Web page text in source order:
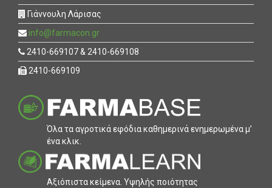
Γιάννουλη Λάρισας
info@farmacon.gr
2410-669107 & 2410-669108
2410-669109
Όλα τα αγροτικά εφόδια καθηµερινά ενηµερωµένα µ’
ένα κλικ.
Αξιόπιστα κείµενα. Υψηλής ποιότητας